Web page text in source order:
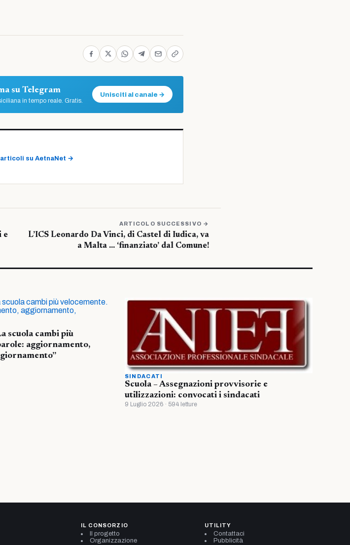
su Telegram
in tempo reale. Gratis.
Unisciti al canale →
su AetnaNet →
e
ARTICOLO SUCCESSIVO →
L’ICS Leonardo Da Vinci, di Castel di Iudica, va
a Malta … ‘finanziato’ dal Comune!
scuola cambi più
aggiornamento,
SINDACATI
Scuola – Assegnazioni provvisorie e
utilizzazioni: convocati i sindacati
9 Luglio 2026 · 594 letture
IL CONSORZIO
Il progetto
Organizzazione
UTILITY
Contattaci
Pubblicità